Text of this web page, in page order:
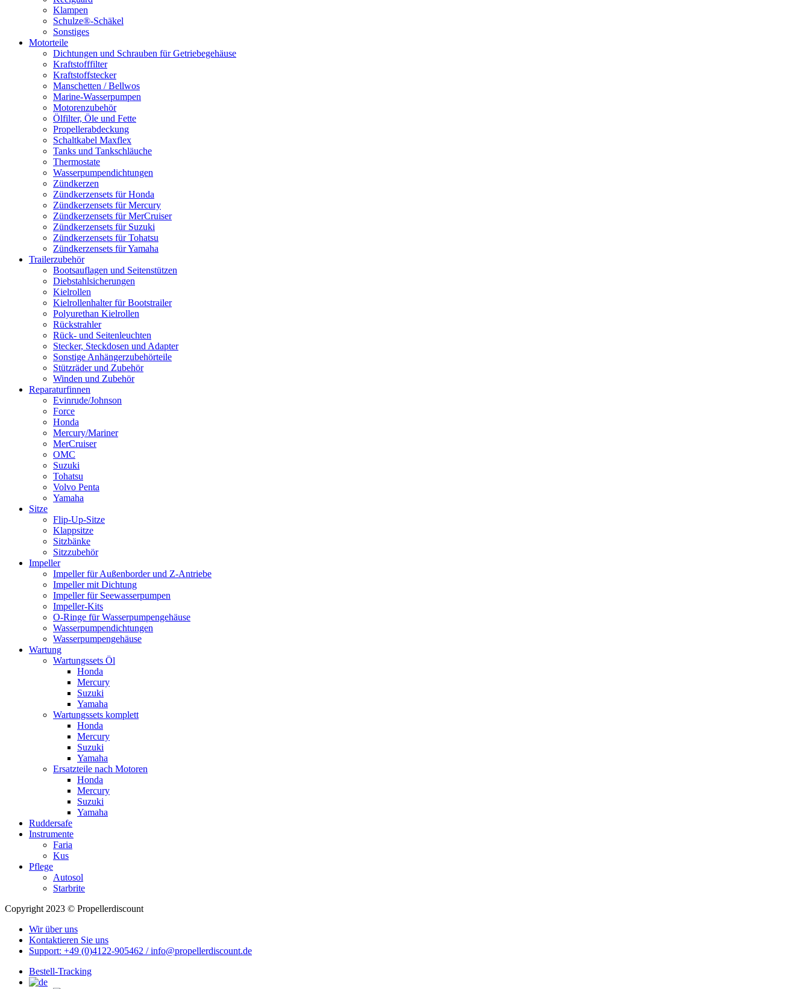
Klampen
Schulze®-Schäkel
Sonstiges
Motorteile
Dichtungen und Schrauben für Getriebegehäuse
Kraftstofffilter
Kraftstoffstecker
Manschetten / Bellwos
Marine-Wasserpumpen
Motorenzubehör
Ölfilter, Öle und Fette
Propellerabdeckung
Schaltkabel Maxflex
Tanks und Tankschläuche
Thermostate
Wasserpumpendichtungen
Zündkerzen
Zündkerzensets für Honda
Zündkerzensets für Mercury
Zündkerzensets für MerCruiser
Zündkerzensets für Suzuki
Zündkerzensets für Tohatsu
Zündkerzensets für Yamaha
Trailerzubehör
Bootsauflagen und Seitenstützen
Diebstahlsicherungen
Kielrollen
Kielrollenhalter für Bootstrailer
Polyurethan Kielrollen
Rückstrahler
Rück- und Seitenleuchten
Stecker, Steckdosen und Adapter
Sonstige Anhängerzubehörteile
Stützräder und Zubehör
Winden und Zubehör
Reparaturfinnen
Evinrude/Johnson
Force
Honda
Mercury/Mariner
MerCruiser
OMC
Suzuki
Tohatsu
Volvo Penta
Yamaha
Sitze
Flip-Up-Sitze
Klappsitze
Sitzbänke
Sitzzubehör
Impeller
Impeller für Außenborder und Z-Antriebe
Impeller mit Dichtung
Impeller für Seewasserpumpen
Impeller-Kits
O-Ringe für Wasserpumpengehäuse
Wasserpumpendichtungen
Wasserpumpengehäuse
Wartung
Wartungssets Öl
Honda
Mercury
Suzuki
Yamaha
Wartungssets komplett
Honda
Mercury
Suzuki
Yamaha
Ersatzteile nach Motoren
Honda
Mercury
Suzuki
Yamaha
Ruddersafe
Instrumente
Faria
Kus
Pflege
Autosol
Starbrite
Copyright 2023 © Propellerdiscount
Wir über uns
Kontaktieren Sie uns
Support: +49 (0)4122-905462 / info@propellerdiscount.de
Bestell-Tracking